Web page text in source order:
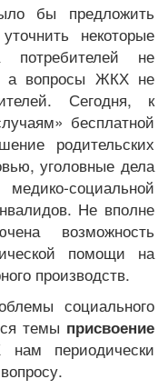
бы предложить
некоторые
не
а вопросы ЖКХ не
Сегодня, к
бесплатной
родительских
уголовные дела
социальной
Не вполне
возможность
помощи на
производств.
социального
темы присвоение
периодически